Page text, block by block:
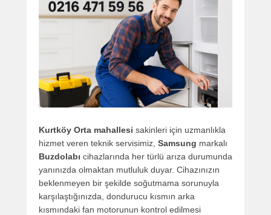
Kurtköy Orta mahallesi sakinleri için uzmanlıkla
hizmet veren teknik servisimiz, Samsung markalı
Buzdolabı cihazlarında her türlü arıza durumunda
yanınızda olmaktan mutluluk duyar. Cihazınızın
beklenmeyen bir şekilde soğutmama sorunuyla
karşılaştığınızda, dondurucu kısmın arka
kısmındaki fan motorunun kontrol edilmesi